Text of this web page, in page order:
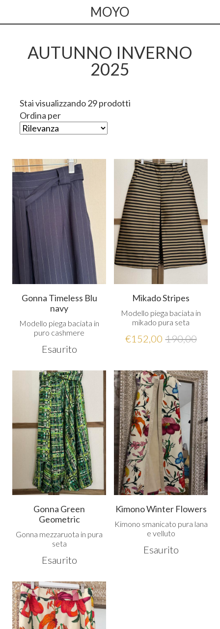
MOYO
AUTUNNO INVERNO
2025
Stai visualizzando 29 prodotti
Ordina per
Gonna Timeless Blu
navy
Modello piega baciata in
puro cashmere
Esaurito
Mikado Stripes
Modello piega baciata in
mikado pura seta
€152,00 190,00
Gonna Green
Geometric
Gonna mezzaruota in pura
seta
Esaurito
Kimono Winter Flowers
Kimono smanicato pura lana
e velluto
Esaurito